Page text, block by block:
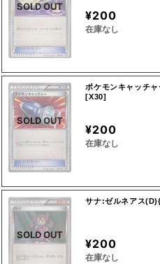
SOLD OUT
¥200
在庫なし
SOLD OUT
ポケモンキャッチ
[X30]
¥200
在庫なし
SOLD OUT
サナ:ゼルネアス
¥200
在庫なし